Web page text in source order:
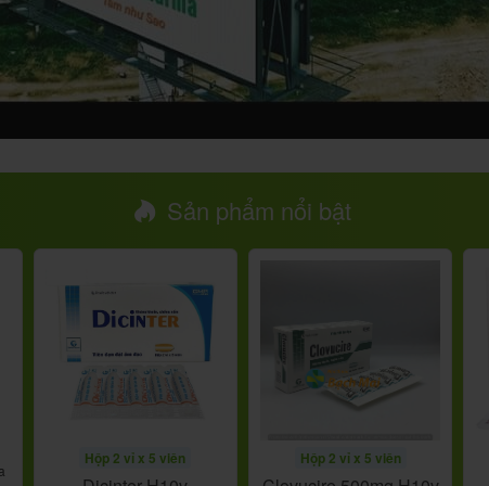
Sản phẩm nổi bật
Hộp 2 vỉ x 5 viên Hộp 2 vỉ x 5 viên